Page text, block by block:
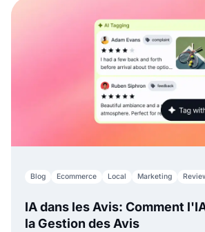
Blog Ecommerce Local Marketing
IA dans les Avis: Comment
la Gestion des Avis